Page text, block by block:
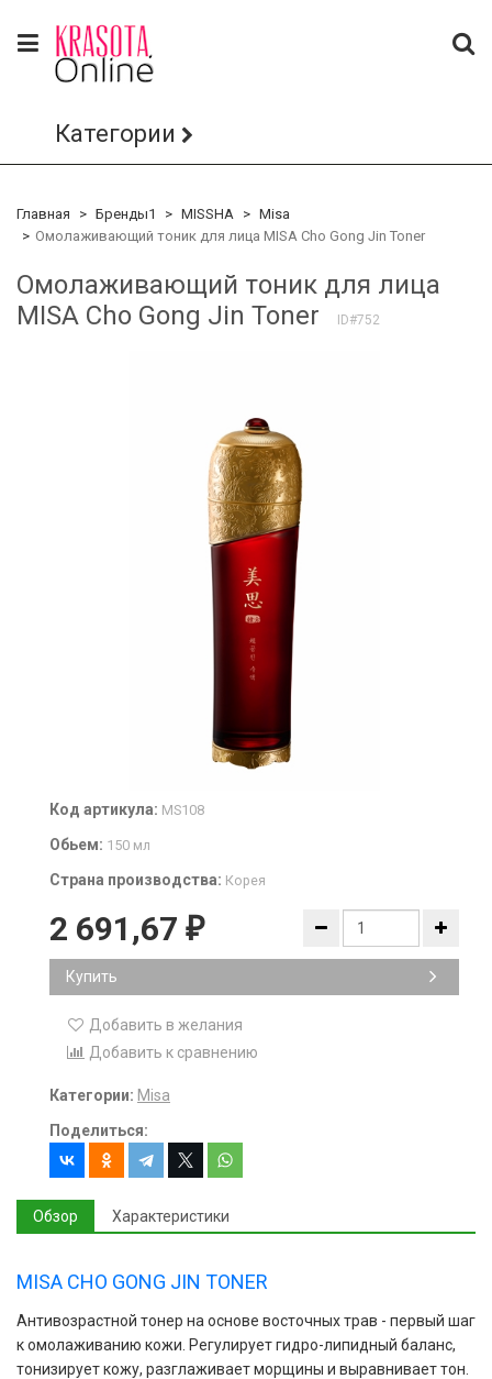
Категории
Главная Бренды1 MISSHA
Misa
Омолаживающий тоник для лица MISA Cho Gong Jin Toner
Омолаживающий тоник для лица
MISA Cho Gong Jin Toner
ID#752
Код артикула: MS108
Обьем: 150 мл
Страна производства: Корея
2 691,67 ₽
Купить
Добавить в желания
Добавить к сравнению
Категории: Misa
Поделиться:
Обзор Характеристики
MISA CHO GONG JIN TONER
Антивозрастной тонер на основе восточных трав - первый шаг
к омолаживанию кожи. Регулирует гидро-липидный баланс,
тонизирует кожу, разглаживает морщины и выравнивает тон.